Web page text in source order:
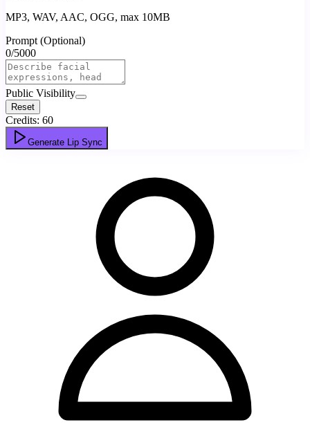
MP3, WAV, AAC, OGG, max 10MB
Prompt (Optional)
0/5000
Public Visibility
Reset
Credits: 60
Generate Lip Sync